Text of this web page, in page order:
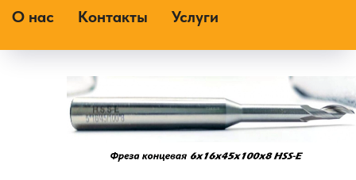
О нас Контакты Услуги